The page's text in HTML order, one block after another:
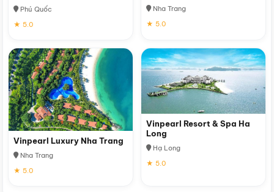
Phú Quốc
★ 5.0
Nha Trang
★ 5.0
Vinpearl Luxury Nha Trang
Nha Trang
★ 5.0
Vinpearl Resort & Spa Ha
Long
Hạ Long
★ 5.0